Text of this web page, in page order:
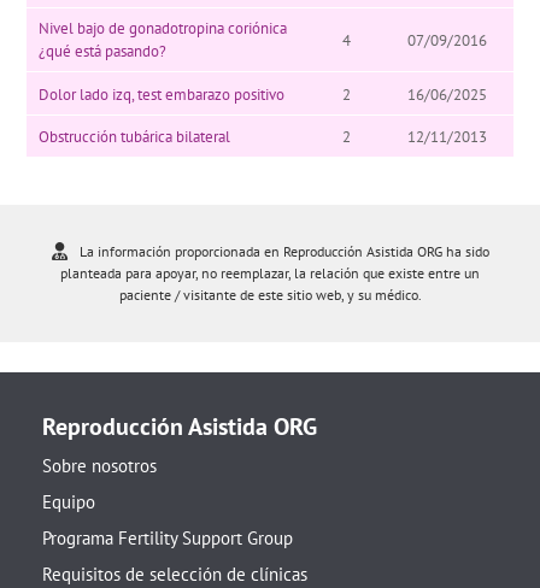
Nivel bajo de gonadotropina coriónica
¿qué está pasando?
4 07/09/2016
Dolor lado izq, test embarazo positivo 2 16/06/2025
Obstrucción tubárica bilateral 2 12/11/2013
La información proporcionada en Reproducción Asistida ORG ha sido
planteada para apoyar, no reemplazar, la relación que existe entre un
paciente / visitante de este sitio web, y su médico.
Reproducción Asistida ORG
Sobre nosotros
Equipo
Programa Fertility Support Group
Requisitos de selección de clínicas